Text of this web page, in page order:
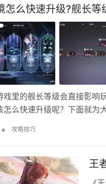
怎么快速升级?舰长等
戏里的舰长等级会直接影响
怎么快速升级呢？下面就为
训练里进行挑战可以消耗体
• 攻略技巧
王